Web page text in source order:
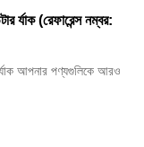
র্যাক (রেফারেন্স নম্বর:
র্যাক আপনার পণ্যগুলিকে আরও